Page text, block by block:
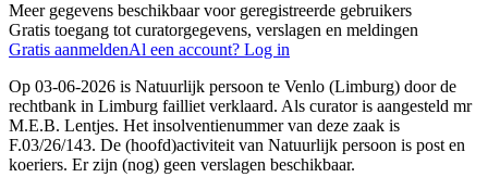
Meer gegevens beschikbaar voor geregistreerde gebruikers
Gratis toegang tot curatorgegevens, verslagen en meldingen
Gratis aanmeldenAl een account? Log in
Op 03-06-2026 is Natuurlijk persoon te Venlo (Limburg) door de
rechtbank in Limburg failliet verklaard. Als curator is aangesteld mr
M.E.B. Lentjes. Het insolventienummer van deze zaak is
F.03/26/143. De (hoofd)activiteit van Natuurlijk persoon is post en
koeriers. Er zijn (nog) geen verslagen beschikbaar.